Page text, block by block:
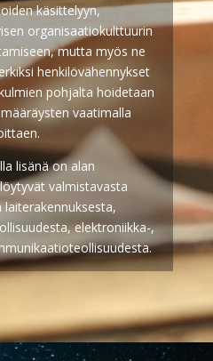
käsittelyyn,
organisaatiokulttuurin
mutta myös ne
henkilövähennykset
pohjalta hoidetaan
vaatimalla
lisänä on alan
valmistavasta
elektroniikka-,